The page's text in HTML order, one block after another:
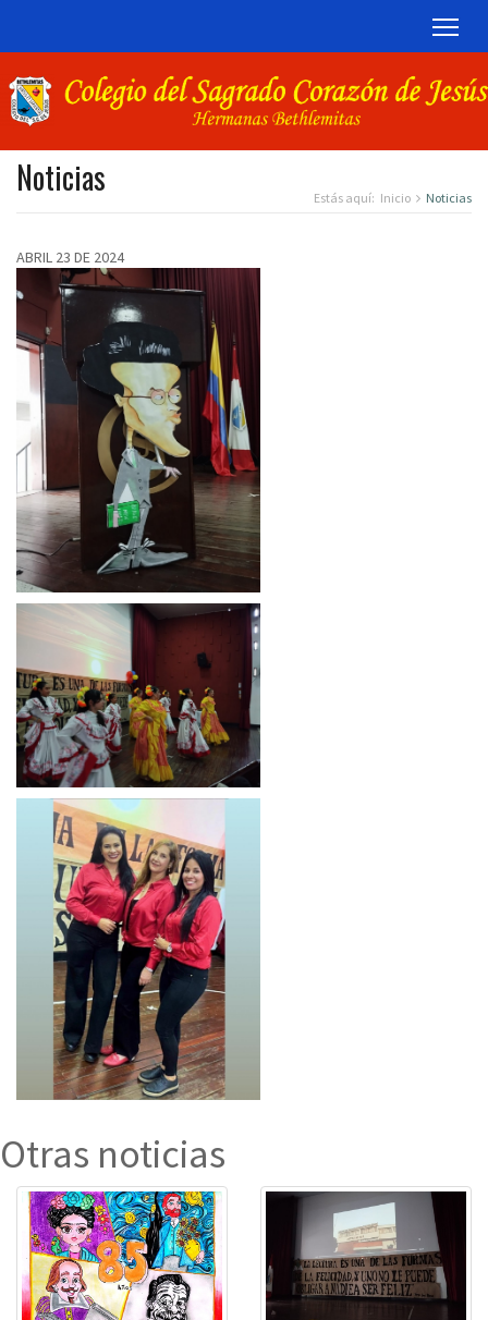
Noticias Estás aquí: Inicio Noticias
ABRIL 23 DE 2024
Otras noticias